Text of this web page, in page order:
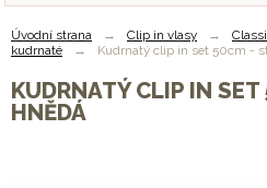
Úvodní strana → Clip in vlasy →
kudrnaté
→ Kudrnatý clip in set 50cm -
KUDRNATÝ CLIP IN
HNĚDÁ